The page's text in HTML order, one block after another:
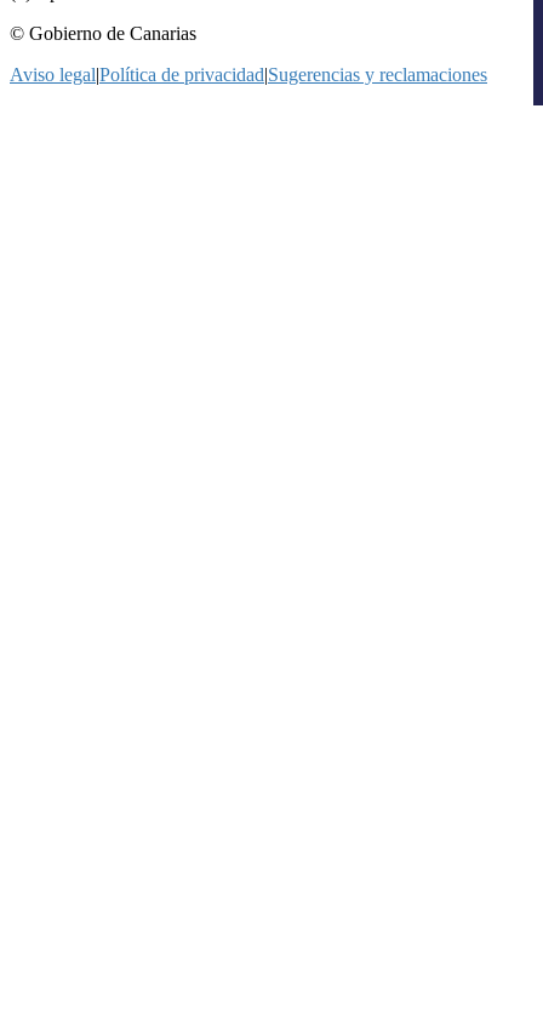
© Gobierno de Canarias
Aviso legal|Política de privacidad|Sugerencias y reclamaciones